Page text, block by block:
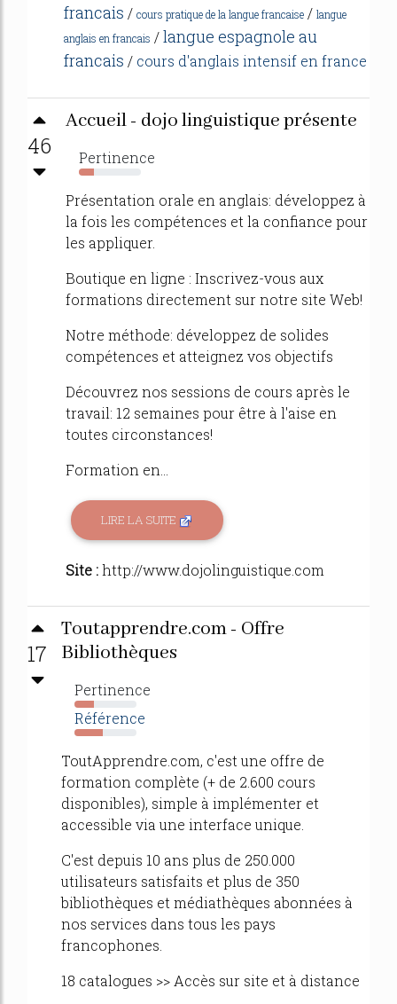
francais / cours pratique de la langue francaise / langue
anglais en francais /langue espagnole au
francais / cours d'anglais intensif en france
46
Accueil - dojo linguistique présente
Pertinence
24%
Présentation orale en anglais: développez à
la fois les compétences et la confiance pour
les appliquer.
Boutique en ligne : Inscrivez-vous aux
formations directement sur notre site Web!
Notre méthode: développez de solides
compétences et atteignez vos objectifs
Découvrez nos sessions de cours après le
travail: 12 semaines pour être à l'aise en
toutes circonstances!
Formation en...
LIRE LA SUITE
Site :http://www.dojolinguistique.com
17
Toutapprendre.com - Offre
Bibliothèques
Pertinence
31%
Référence
45%
ToutApprendre.com, c'est une offre de
formation complète (+ de 2.600 cours
disponibles), simple à implémenter et
accessible via une interface unique.
C'est depuis 10 ans plus de 250.000
utilisateurs satisfaits et plus de 350
bibliothèques et médiathèques abonnées à
nos services dans tous les pays
francophones.
18 catalogues >> Accès sur site et à distance